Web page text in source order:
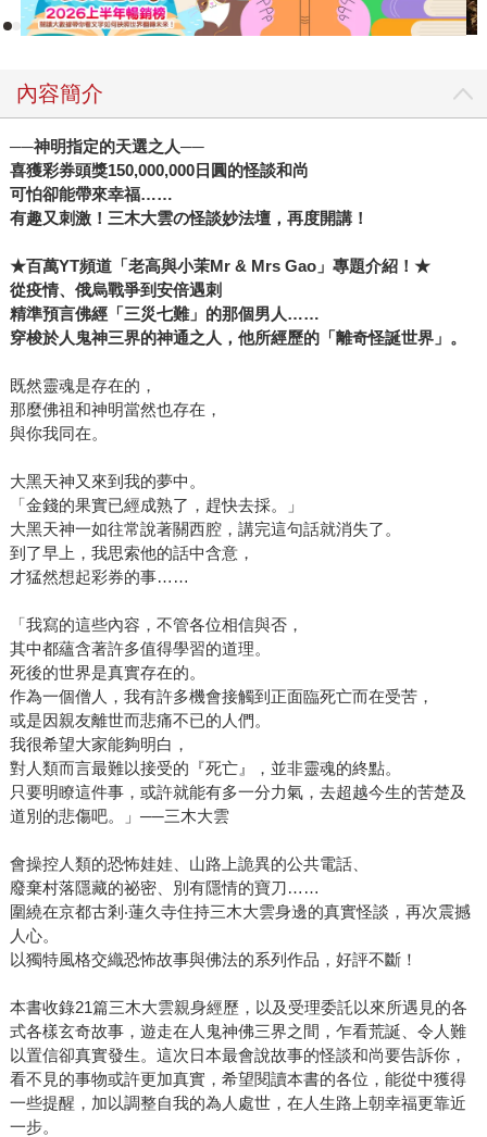
內容簡介
──神明指定的天選之人──
喜獲彩券頭獎150,000,000日圓的怪談和尚
可怕卻能帶來幸福……
有趣又刺激！三木大雲の怪談妙法壇，再度開講！
★百萬YT頻道「老高與小茉Mr & Mrs Gao」專題介紹！ ★
從疫情、俄烏戰爭到安倍遇刺
精準預言佛經「三災七難」的那個男人……
穿梭於人鬼神三界的神通之人，他所經歷的「離奇怪誕世界」。
既然靈魂是存在的，
那麼佛祖和神明當然也存在，
與你我同在。
大黑天神又來到我的夢中。
「金錢的果實已經成熟了，趕快去採。」
大黑天神一如往常說著關西腔，講完這句話就消失了。
到了早上，我思索他的話中含意，
才猛然想起彩券的事……
「我寫的這些內容，不管各位相信與否，
其中都蘊含著許多值得學習的道理。
死後的世界是真實存在的。
作為一個僧人，我有許多機會接觸到正面臨死亡而在受苦，
或是因親友離世而悲痛不已的人們。
我很希望大家能夠明白，
對人類而言最難以接受的『死亡』，並非靈魂的終點。
只要明瞭這件事，或許就能有多一分力氣，去超越今生的苦楚及
道別的悲傷吧。」──三木大雲
會操控人類的恐怖娃娃、山路上詭異的公共電話、
廢棄村落隱藏的祕密、別有隱情的寶刀……
圍繞在京都古剎‧蓮久寺住持三木大雲身邊的真實怪談，再次震撼
人心。
以獨特風格交織恐怖故事與佛法的系列作品，好評不斷！
本書收錄21篇三木大雲親身經歷，以及受理委託以來所遇見的各
式各樣玄奇故事，遊走在人鬼神佛三界之間，乍看荒誕、令人難
以置信卻真實發生。這次日本最會說故事的怪談和尚要告訴你，
看不見的事物或許更加真實，希望閱讀本書的各位，能從中獲得
一些提醒，加以調整自我的為人處世，在人生路上朝幸福更靠近
一步。